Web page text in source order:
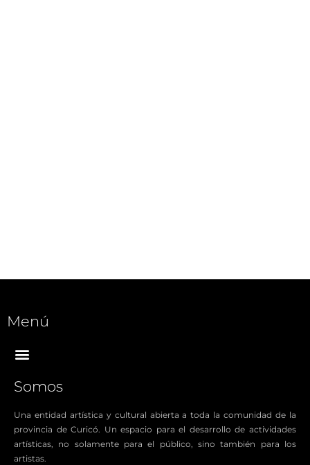
Menú
Somos
Una entidad artística y cultural abierta a toda la comunidad de la
provincia de Curicó. Un espacio para el desarrollo de actividades
artísticas, no solamente para el público, sino también para los
artistas.